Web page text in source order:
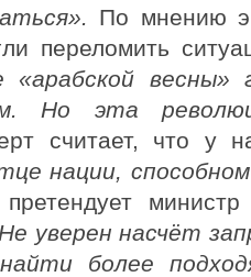
По мнению
переломить
весны»
Но эта
считает, что у
нации,
уверен насчёт
более